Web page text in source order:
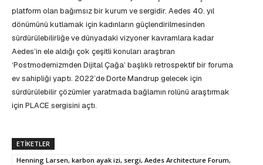
platform olan bağımsız bir kurum ve sergidir. Aedes 40. yıl
dönümünü kutlamak için kadınların güçlendirilmesinden
sürdürülebilirliğe ve dünyadaki vizyoner kavramlara kadar
Aedes’in ele aldığı çok çeşitli konuları araştıran
‘Postmodernizmden Dijital Çağa’ başlıklı retrospektif bir foruma
ev sahipliği yaptı. 2022’de Dorte Mandrup gelecek için
sürdürülebilir çözümler yaratmada bağlamın rolünü araştırmak
için PLACE sergisini açtı.
ETIKETLER
Henning Larsen, karbon ayak izi, sergi, Aedes Architecture Forum,